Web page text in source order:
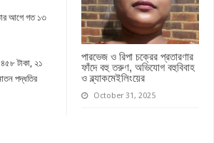
পারভেজ ও রিপা চক্রের প্রতারণার
ফাঁদে বহু তরুণ, অভিযোগ বহুবিবাহ
ও ব্ল্যাকমেইলিংয়ের
October 31, 2025
আগে গত ১৩
৪৫৮ টাকা, ২১
পদ্ধতির